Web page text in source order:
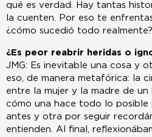
qué es verdad. Hay tantas
la cuenten. Por eso te
¿cómo sucedió todo realmente?
¿Es peor reabrir heridas o
JMG: Es inevitable una cosa y
eso, de manera metafórica: la
entre la mujer y la madre de un
cómo una hace todo lo
antes y otra por seguir
entienden. Al final,